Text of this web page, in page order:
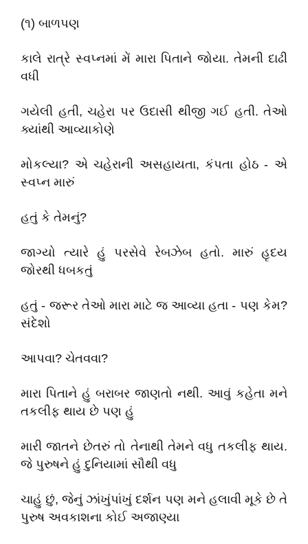
(૧) બાળપણ
કાલે રાત્રે સ્વપ્નમાં મેં મારા પિતાને જોયા. તેમની દાઢી
વધી
ગયેલી હતી, ચહેરા પર ઉદાસી થીજી ગઈ હતી. તેઓ
ક્યાંથી આવ્યાકોણે
મોકલ્યા? એ ચહેરાની અસહાયતા, કંપતા હોઠ - એ
સ્વપ્ન મારું
હતું કે તેમનું?
જાગ્યો ત્યારે હું પરસેવે રેબઝેબ હતો. મારું હૃદય
જોરથી ધબકતું
હતું - જરૂર તેઓ મારા માટે જ આવ્યા હતા - પણ કેમ?
સંદેશો
આપવા? ચેતવવા?
મારા પિતાને હું બરાબર જાણતો નથી. આવું કહેતા મને
તકલીફ થાય છે પણ હું
મારી જાતને છેતરું તો તેનાથી તેમને વધુ તકલીફ થાય.
જે પુરુષને હું દુનિયામાં સૌથી વધુ
ચાહું છું, જેનું ઝાંખુંપાંખું દર્શન પણ મને હલાવી મૂકે છે તે
પુરુષ અવકાશના કોઈ અજાણ્યા